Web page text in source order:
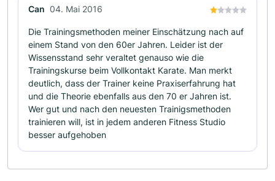
Can 04. Mai 2016
Die Trainingsmethoden meiner Einschätzung nach auf
einem Stand von den 60er Jahren. Leider ist der
Wissensstand sehr veraltet genauso wie die
Trainingskurse beim Vollkontakt Karate. Man merkt
deutlich, dass der Trainer keine Praxiserfahrung hat
und die Theorie ebenfalls aus den 70 er Jahren ist.
Wer gut und nach den neuesten Trainigsmethoden
trainieren will, ist in jedem anderen Fitness Studio
besser aufgehoben